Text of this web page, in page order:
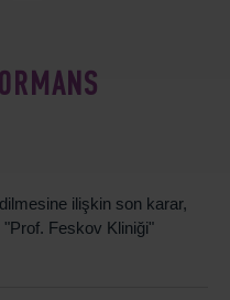
ilişkin son karar,
Feskov Kliniği"